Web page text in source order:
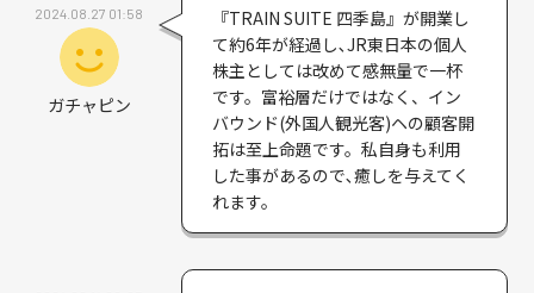
2024.08.27 01:58
ガチャピン
『TRAIN SUITE 四季島』が開業し
て約6年が経過し､JR東日本の個人
株主としては改めて感無量で一杯
です。富裕層だけではなく、イン
バウンド(外国人観光客)ヘの顧客開
拓は至上命題です。私自身も利用
した事があるので､癒しを与えてく
れます。